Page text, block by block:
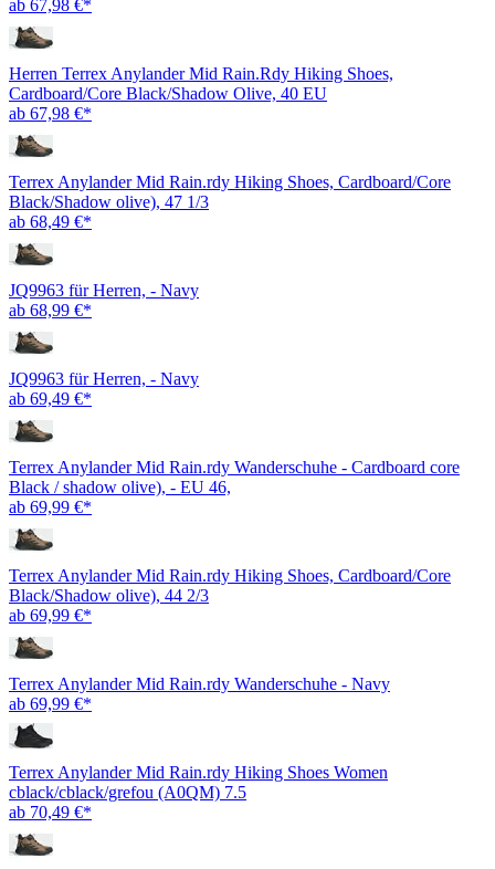
ab 67,98 €*
Herren Terrex Anylander Mid Rain.Rdy Hiking Shoes,
Cardboard/Core Black/Shadow Olive, 40 EU
ab 67,98 €*
Terrex Anylander Mid Rain.rdy Hiking Shoes, Cardboard/Core
Black/Shadow olive), 47 1/3
ab 68,49 €*
JQ9963 für Herren, - Navy
ab 68,99 €*
JQ9963 für Herren, - Navy
ab 69,49 €*
Terrex Anylander Mid Rain.rdy Wanderschuhe - Cardboard core
Black / shadow olive), - EU 46,
ab 69,99 €*
Terrex Anylander Mid Rain.rdy Hiking Shoes, Cardboard/Core
Black/Shadow olive), 44 2/3
ab 69,99 €*
Terrex Anylander Mid Rain.rdy Wanderschuhe - Navy
ab 69,99 €*
Terrex Anylander Mid Rain.rdy Hiking Shoes Women
cblack/cblack/grefou (A0QM) 7.5
ab 70,49 €*